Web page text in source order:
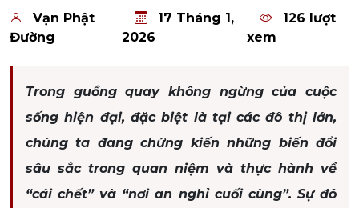
Vạn Phật
Đường
17 Tháng 1,
2026
126 lượt
xem
Trong guồng quay không ngừng của cuộc
sống hiện đại, đặc biệt là tại các đô thị lớn,
chúng ta đang chứng kiến những biến đổi
sâu sắc trong quan niệm và thực hành về
“cái chết” và “nơi an nghỉ cuối cùng”. Sự đô